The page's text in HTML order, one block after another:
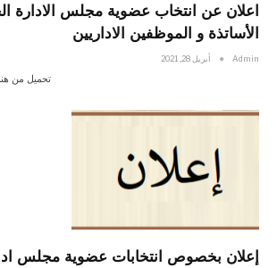
اعلان عن انتخاب عضوية مجلس الادارة
الأساتذة و الموظفين الاداريين
Admin أبريل 28, 2021
تحميل من هنا
إعلان بخصوص انتخابات عضوية مجلس